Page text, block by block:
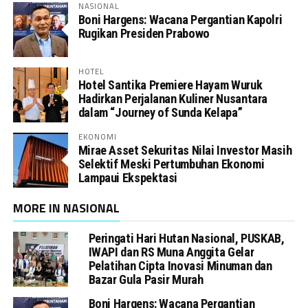
NASIONAL
Boni Hargens: Wacana Pergantian Kapolri
Rugikan Presiden Prabowo
HOTEL
Hotel Santika Premiere Hayam Wuruk
Hadirkan Perjalanan Kuliner Nusantara
dalam “Journey of Sunda Kelapa”
EKONOMI
Mirae Asset Sekuritas Nilai Investor Masih
Selektif Meski Pertumbuhan Ekonomi
Lampaui Ekspektasi
MORE IN NASIONAL
Peringati Hari Hutan Nasional, PUSKAB,
IWAPI dan RS Muna Anggita Gelar
Pelatihan Cipta Inovasi Minuman dan
Bazar Gula Pasir Murah
Boni Hargens: Wacana Pergantian